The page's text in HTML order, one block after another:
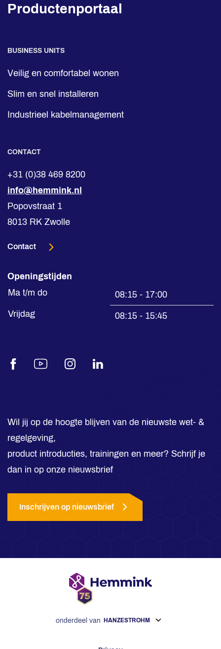
Productenportaal
BUSINESS UNITS
Veilig en comfortabel wonen
Slim en snel installeren
Industrieel kabelmanagement
CONTACT
+31 (0)38 469 8200
info@hemmink.nl
Popovstraat 1
8013 RK Zwolle
Contact
Openingstijden
Ma t/m do
08:15 - 17:00
Vrijdag
08:15 - 15:45
FacebookYoutubeInstagramLinkedIn
Wil jij op de hoogte blijven van de nieuwste wet- &
regelgeving,
product introducties, trainingen en meer? Schrijf je
dan in op onze nieuwsbrief
Inschrijven op nieuwsbrief
onderdeel van HANZESTROHM